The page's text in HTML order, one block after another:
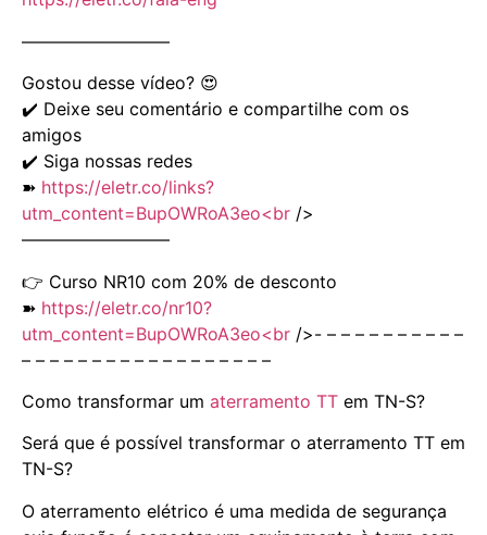
————————–
Gostou desse vídeo? 😍
✔️ Deixe seu comentário e compartilhe com os
amigos
✔️ Siga nossas redes
➽ https://eletr.co/links?
utm_content=BupOWRoA3eo<br />
————————–
👉 Curso NR10 com 20% de desconto
➽ https://eletr.co/nr10?
utm_content=BupOWRoA3eo<br />- – – – – – – – – – –
– – – – – – – – – – – – – – – – – –
Como transformar um aterramento TT em TN-S?
Será que é possível transformar o aterramento TT em
TN-S?
O aterramento elétrico é uma medida de segurança